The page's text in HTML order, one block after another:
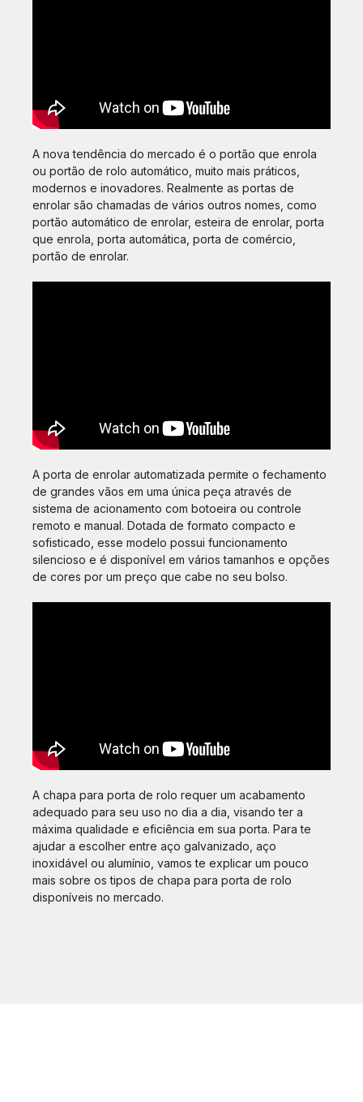
A nova tendência do mercado é o portão que enrola
ou portão de rolo automático, muito mais práticos,
modernos e inovadores. Realmente as portas de
enrolar são chamadas de vários outros nomes, como
portão automático de enrolar, esteira de enrolar, porta
que enrola, porta automática, porta de comércio,
portão de enrolar.
A porta de enrolar automatizada permite o fechamento
de grandes vãos em uma única peça através de
sistema de acionamento com botoeira ou controle
remoto e manual. Dotada de formato compacto e
sofisticado, esse modelo possui funcionamento
silencioso e é disponível em vários tamanhos e opções
de cores por um preço que cabe no seu bolso.
A chapa para porta de rolo requer um acabamento
adequado para seu uso no dia a dia, visando ter a
máxima qualidade e eficiência em sua porta. Para te
ajudar a escolher entre aço galvanizado, aço
inoxidável ou alumínio, vamos te explicar um pouco
mais sobre os tipos de chapa para porta de rolo
disponíveis no mercado.